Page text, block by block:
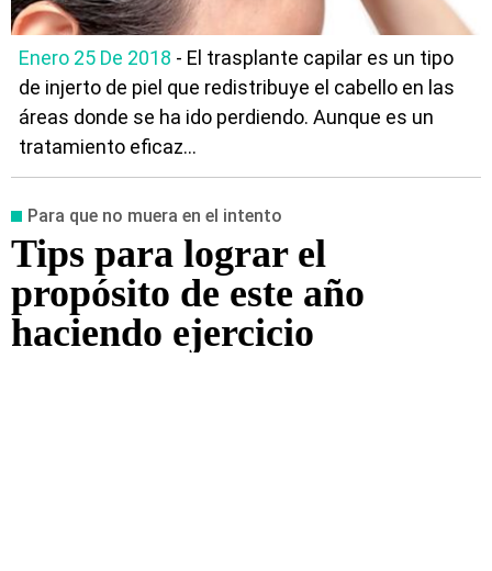
Enero 25 De 2018 - El trasplante capilar es un tipo
de injerto de piel que redistribuye el cabello en las
áreas donde se ha ido perdiendo. Aunque es un
tratamiento eficaz...
Para que no muera en el intento
Tips para lograr el
propósito de este año
haciendo ejercicio